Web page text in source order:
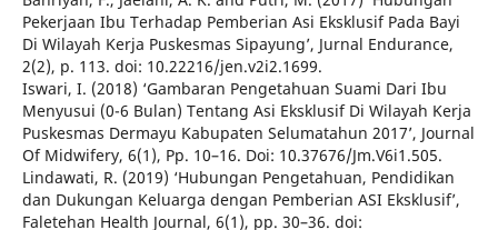
Pekerjaan Ibu Terhadap Pemberian Asi Eksklusif Pada Bayi
Di Wilayah Kerja Puskesmas Sipayung’, Jurnal Endurance,
2(2), p. 113. doi: 10.22216/jen.v2i2.1699.
Iswari, I. (2018) ‘Gambaran Pengetahuan Suami Dari Ibu
Menyusui (0-6 Bulan) Tentang Asi Eksklusif Di Wilayah Kerja
Puskesmas Dermayu Kabupaten Selumatahun 2017’, Journal
Of Midwifery, 6(1), Pp. 10–16. Doi: 10.37676/Jm.V6i1.505.
Lindawati, R. (2019) ‘Hubungan Pengetahuan, Pendidikan
dan Dukungan Keluarga dengan Pemberian ASI Eksklusif’,
Faletehan Health Journal, 6(1), pp. 30–36. doi: